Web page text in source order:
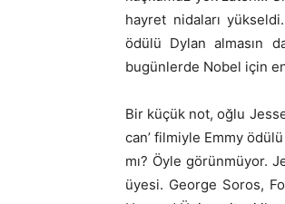
hayret nidaları
ödülü Dylan almasın
bugünlerde Nobel için
Bir küçük not, oğlu
can’ filmiyle Emmy
mı? Öyle görünmüyor.
üyesi. George Soros,